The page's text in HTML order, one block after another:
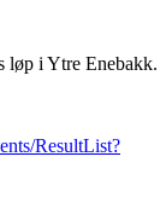
løp i Ytre Enebakk.
ResultList?